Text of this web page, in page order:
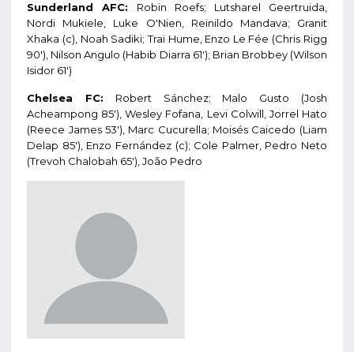
Sunderland AFC: Robin Roefs; Lutsharel Geertruida,
Nordi Mukiele, Luke O'Nien, Reinildo Mandava; Granit
Xhaka (c), Noah Sadiki; Trai Hume, Enzo Le Fée (Chris Rigg
90'), Nilson Angulo (Habib Diarra 61'); Brian Brobbey (Wilson
Isidor 61')
Chelsea FC: Robert Sánchez; Malo Gusto (Josh
Acheampong 85'), Wesley Fofana, Levi Colwill, Jorrel Hato
(Reece James 53'), Marc Cucurella; Moisés Caicedo (Liam
Delap 85'), Enzo Fernández (c); Cole Palmer, Pedro Neto
(Trevoh Chalobah 65'), João Pedro